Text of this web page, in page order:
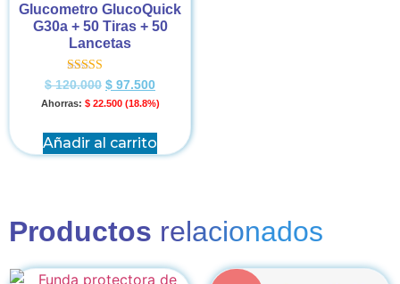
Glucometro GlucoQuick
G30a + 50 Tiras + 50
Lancetas
Valorado en
5.00
de 5
$120.000 $ 97.500
Ahorras: $22.500 (18.8%)
Añadir al carrito
Productos relacionados